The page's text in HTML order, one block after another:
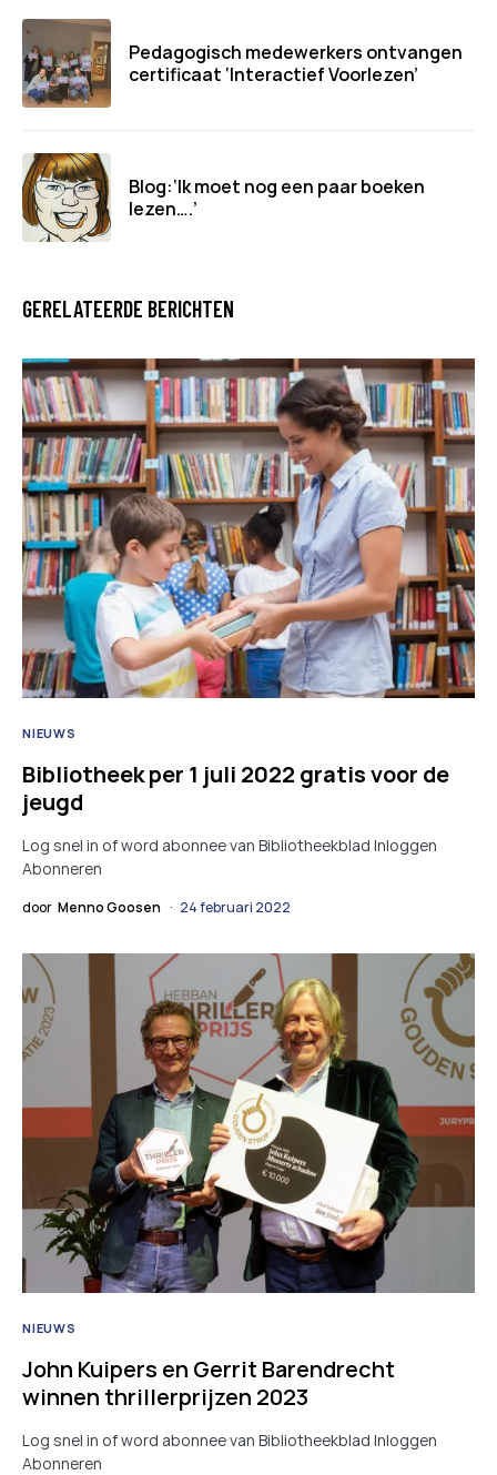
Pedagogisch medewerkers ontvangen
certificaat ‘Interactief Voorlezen’
Blog:‘Ik moet nog een paar boeken
lezen….’
GERELATEERDE BERICHTEN
NIEUWS
Bibliotheek per 1 juli 2022 gratis voor de
jeugd
Log snel in of word abonnee van Bibliotheekblad Inloggen
Abonneren
door Menno Goosen 24 februari 2022
NIEUWS
John Kuipers en Gerrit Barendrecht
winnen thrillerprijzen 2023
Log snel in of word abonnee van Bibliotheekblad Inloggen
Abonneren